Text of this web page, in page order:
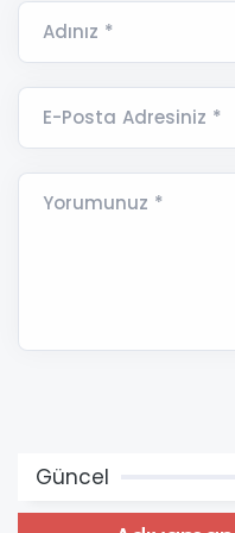
Adınız *
E-Posta Adresiniz *
Yorumunuz *
Güncel